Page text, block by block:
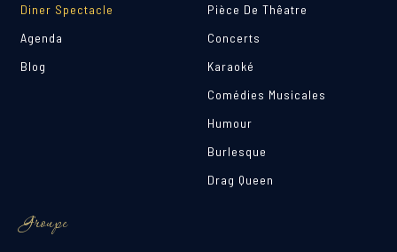
Diner Spectacle
Agenda
Blog
Pièce De Thêatre
Concerts
Karaoké
Comédies Musicales
Humour
Burlesque
Drag Queen
Groupe